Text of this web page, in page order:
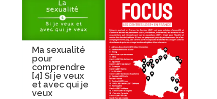
Ma sexualité
pour
comprendre
[4] Si je veux
et avec qui je
veux